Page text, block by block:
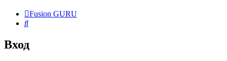
Fusion GURU
Поиск
Вход